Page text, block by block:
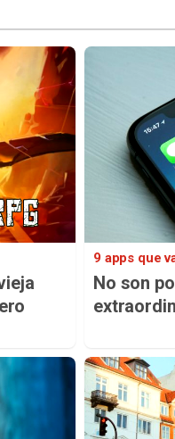
9 apps que
No son